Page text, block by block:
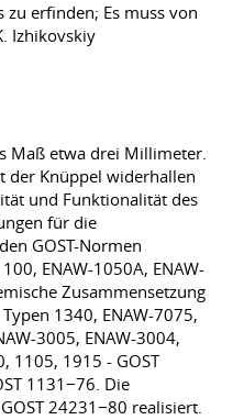
zu erfinden; Es muss von
Izhikovskiy
Maß etwa drei Millimeter.
der Knüppel widerhallen
und Funktionalität des
für die
GOST-Normen
ENAW-1050A, ENAW-
Zusammensetzung
1340, ENAW-7075,
3005, ENAW-3004,
1105, 1915 - GOST
1131−76. Die
24231−80 realisiert.